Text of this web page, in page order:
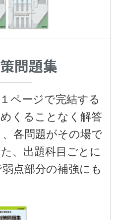
問題集
ページで完結する
くることなく解答
各問題がその場で
、出題科目ごとに
点部分の補強にも